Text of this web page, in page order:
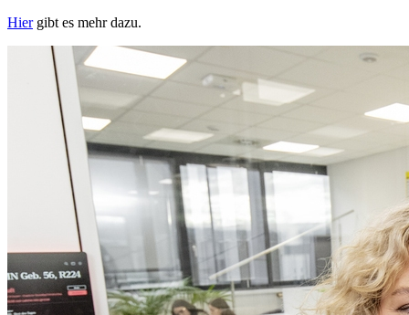
Hiergibt es mehr dazu.